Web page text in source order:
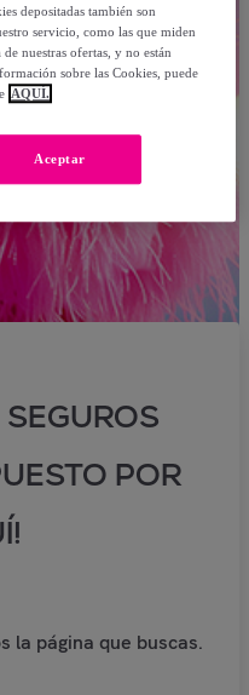
POR
la página que buscas.
depositadas también son
servicio, como las que miden
nuestras ofertas, y no están
sobre las Cookies, puede
AQUÍ.
Aceptar